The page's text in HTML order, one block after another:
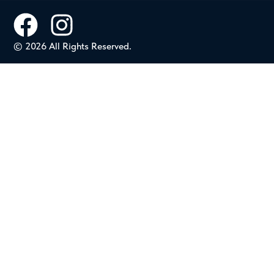
© 2026 All Rights Reserved.